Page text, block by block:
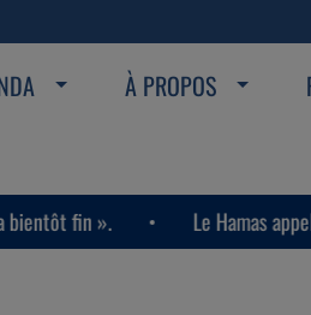
À PROPOS
». Le Hamas appelle les